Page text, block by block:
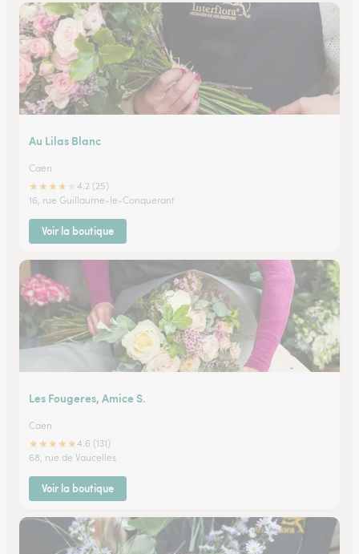
Au Lilas Blanc
Caen
★★★★
4.2 (25)
16, rue Guillaume-le-Conquerant
Voir la boutique
Les Fougeres, Amice S.
Caen
★★★★★4.6 (131)
68, rue de Vaucelles
Voir la boutique